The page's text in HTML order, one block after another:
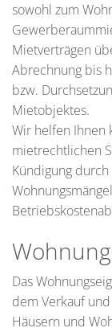
sowohl zum
Mietverträgen
Abrechnung bis
bzw.
Mietobjektes.
Wir helfen Ihnen
mietrechtlichen
Kündigung
Das
dem Verkauf
Häusern und